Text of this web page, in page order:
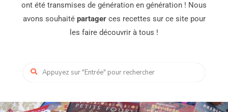
ont été transmises de génération en génération ! Nous
avons souhaité partagerces recettes sur ce site pour
les faire découvrir à tous !